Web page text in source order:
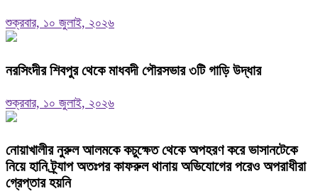
শুক্রবার, ১০ জুলাই, ২০২৬
নরসিংদীর শিবপুর থেকে মাধবদী পৌরসভার ৩টি গাড়ি উদ্ধার
শুক্রবার, ১০ জুলাই, ২০২৬
নোয়াখালীর নুরুল আলমকে কচুক্ষেত থেকে অপহরণ করে ভাসানটেকে
নিয়ে হানি ট্র্যাপ অতঃপর কাফরুল থানায় অভিযোগের পরেও অপরাধীরা
গ্রেপ্তার হয়নি